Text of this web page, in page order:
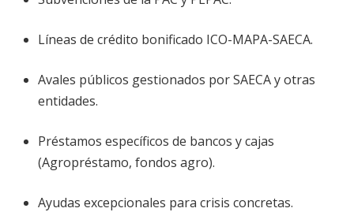
Líneas de crédito bonificado ICO-MAPA-SAECA.
Avales públicos gestionados por SAECA y otras
entidades.
Préstamos específicos de bancos y cajas
(Agropréstamo, fondos agro).
Ayudas excepcionales para crisis concretas.